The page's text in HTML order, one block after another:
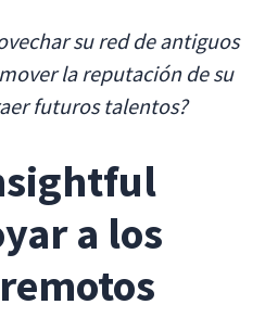
su red de antiguos
la reputación de su
futuros talentos?
a los